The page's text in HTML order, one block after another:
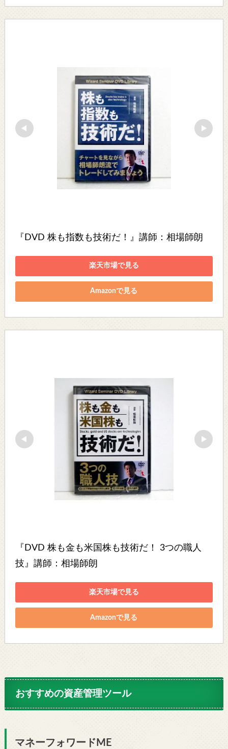
『DVD 株も指数も技術だ！』講師：相場師朗
楽天市場で見る
Amazonで見る
『DVD 株も金も米国株も技術だ！ 3つの職人
技』講師：相場師朗
楽天市場で見る
Amazonで見る
おすすめの資産管理ツール
マネーフォワードME